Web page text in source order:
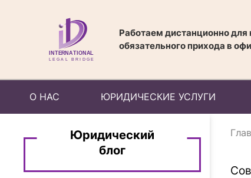
Работаем дистанционно для
обязательного прихода в
О НАС ЮРИДИЧЕСКИЕ УСЛУГИ
Юридический
блог